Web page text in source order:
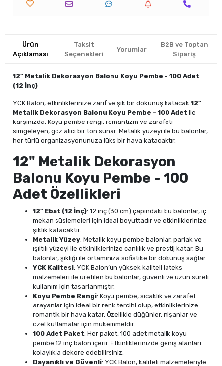
Ürün
Açıklaması
Taksit
Seçenekleri
Yorumlar
B2B ve Toptan
Sipariş
12" Metalik Dekorasyon Balonu Koyu Pembe - 100 Adet
(12 İnç)
YCK Balon, etkinliklerinize zarif ve şık bir dokunuş katacak 12"
Metalik Dekorasyon Balonu Koyu Pembe - 100 Adet ile
karşınızda. Koyu pembe rengi, romantizm ve zarafeti
simgeleyen, göz alıcı bir ton sunar. Metalik yüzeyi ile bu balonlar,
her türlü organizasyonunuza lüks bir hava katacaktır.
12" Metalik Dekorasyon
Balonu Koyu Pembe - 100
Adet Özellikleri
12" Ebat (12 İnç): 12 inç (30 cm) çapındaki bu balonlar, iç
mekan süslemeleri için ideal boyuttadır ve etkinliklerinize
şıklık katacaktır.
Metalik Yüzey: Metalik koyu pembe balonlar, parlak ve
ışıltılı yüzeyi ile etkinliklerinize canlılık ve prestij katar. Bu
balonlar, şıklığı ile ortamınıza sofistike bir dokunuş sağlar.
YCK Kalitesi: YCK Balon’un yüksek kaliteli lateks
malzemeleri ile üretilen bu balonlar, güvenli ve uzun süreli
kullanım için tasarlanmıştır.
Koyu Pembe Rengi: Koyu pembe, sıcaklık ve zarafet
arayanlar için ideal bir renk tercihi olup, etkinliklerinize
romantik bir hava katar. Özellikle düğünler, nişanlar ve
özel kutlamalar için mükemmeldir.
100 Adet Paket: Her paket, 100 adet metalik koyu
pembe 12 inç balon içerir. Etkinliklerinizde geniş alanları
kolaylıkla dekore edebilirsiniz.
Dayanıklı ve Güvenli: YCK Balon, kaliteli malzemeleriyle